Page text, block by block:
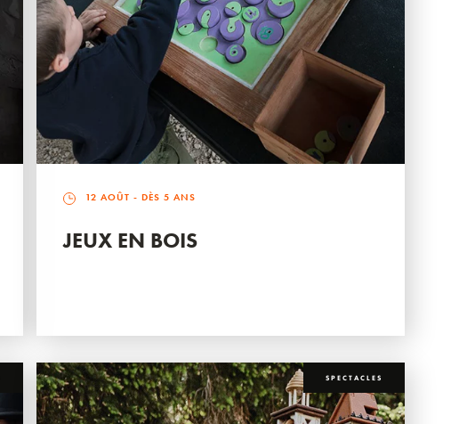
12 AOÛT - DÈS 5 ANS
JEUX EN BOIS
SPECTACLES